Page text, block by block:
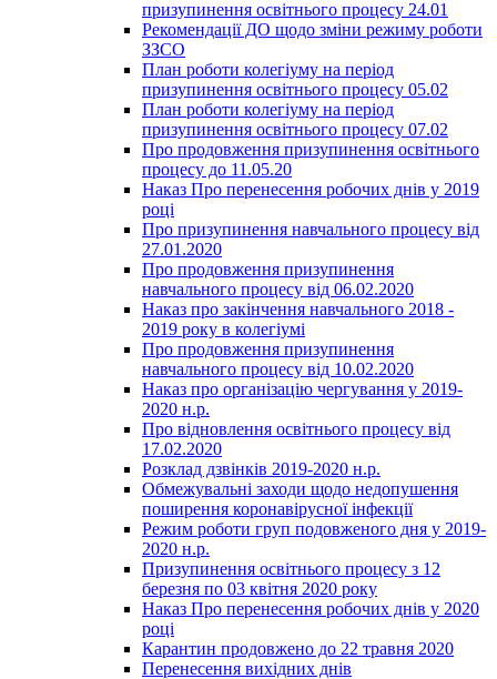
призупинення освітнього процесу 24.01
Рекомендації ДО щодо зміни режиму роботи
ЗЗСО
План роботи колегіуму на період
призупинення освітнього процесу 05.02
План роботи колегіуму на період
призупинення освітнього процесу 07.02
Про продовження призупинення освітнього
процесу до 11.05.20
Наказ Про перенесення робочих днів у 2019
році
Про призупинення навчального процесу від
27.01.2020
Про продовження призупинення
навчального процесу від 06.02.2020
Наказ про закінчення навчального 2018 -
2019 року в колегіумі
Про продовження призупинення
навчального процесу від 10.02.2020
Наказ про організацію чергування у 2019-
2020 н.р.
Про відновлення освітнього процесу від
17.02.2020
Розклад дзвінків 2019-2020 н.р.
Обмежувальні заходи щодо недопушення
поширення коронавірусної інфекції
Режим роботи груп подовженого дня у 2019-
2020 н.р.
Призупинення освітнього процесу з 12
березня по 03 квітня 2020 року
Наказ Про перенесення робочих днів у 2020
році
Карантин продовжено до 22 травня 2020
Перенесення вихідних днів